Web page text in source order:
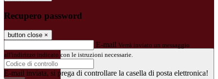
Recupero password
button close ×
E-mail Verrà inviato un messaggio
all'indirizzo indicato con le istruzioni necessarie.
E-mail inviata, si prega di controllare la casella di posta elettronica!